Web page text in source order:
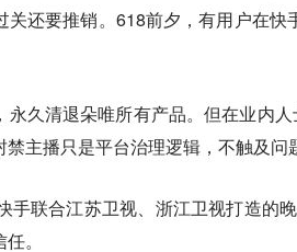
还要推销。618前夕，有用户在快
永久清退朵唯所有产品。但在业内
主播只是平台治理逻辑，不触及问
手联合江苏卫视、浙江卫视打造的
。